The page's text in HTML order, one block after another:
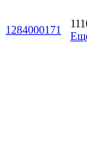
1284000171